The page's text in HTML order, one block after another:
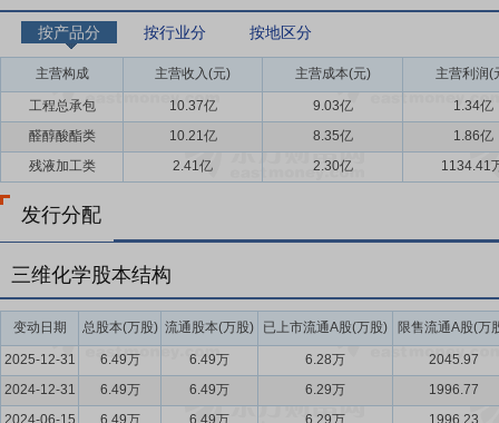
按产品分 按行业分 按地区分
主营构成 主营收入(元) 主营成本(元) 主营利润(
工程总承包 10.37亿 9.03亿
1.34亿
醛醇酸酯类
10.21亿 8.35亿
1.86亿
残液加工类
2.41亿 2.30亿 1134.41
发行分配
三维化学股本结构
变动日期 总股本(万股) 流通股本(万股) 已上市流通A股(万股) 限售流通A股(万
2025-12-31 6.49万 6.49万 6.28万
2045.97
2024-12-31
6.49万 6.49万 6.29万
1996.77
2024-06-15
6.49万 6.49万 6.29万 1996.23